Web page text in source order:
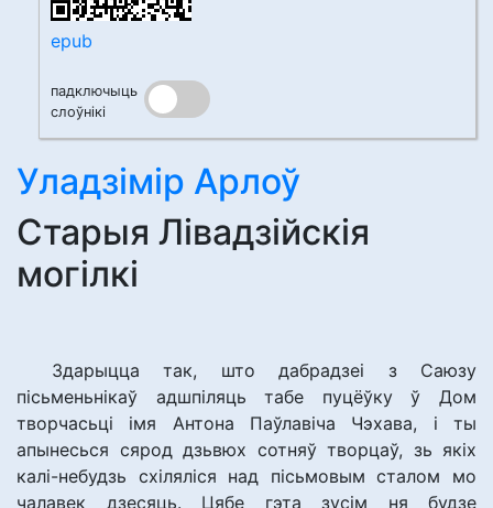
epub
падключыць
слоўнікі
Уладзімір Арлоў
Старыя Лівадзійскія
могілкі
Здарыцца так, што дабрадзеі з Саюзу
пісьменьнікаў адшпіляць табе пуцёўку ў Дом
творчасьці імя Антона Паўлавіча Чэхава, і ты
апынесься сярод дзьвюх сотняў творцаў, зь якіх
калі-небудзь схіляліся над пісьмовым сталом мо
чалавек дзесяць. Цябе гэта зусім ня будзе